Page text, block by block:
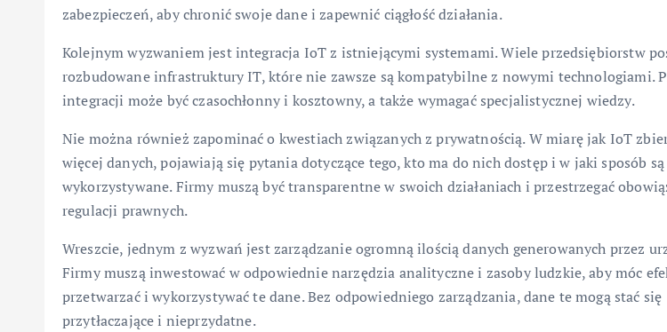
zabezpieczeń, aby chronić swoje dane i zapewnić ciągłość działania.
Kolejnym wyzwaniem jest integracja IoT z istniejącymi systemami. Wiele przedsiębiorstw
rozbudowane infrastruktury IT, które nie zawsze są kompatybilne z nowymi technologiami.
integracji może być czasochłonny i kosztowny, a także wymagać specjalistycznej wiedzy.
Nie można również zapominać o kwestiach związanych z prywatnością. W miarę jak IoT
więcej danych, pojawiają się pytania dotyczące tego, kto ma do nich dostęp i w jaki sposób
wykorzystywane. Firmy muszą być transparentne w swoich działaniach i przestrzegać
regulacji prawnych.
Wreszcie, jednym z wyzwań jest zarządzanie ogromną ilością danych generowanych przez
Firmy muszą inwestować w odpowiednie narzędzia analityczne i zasoby ludzkie, aby móc
przetwarzać i wykorzystywać te dane. Bez odpowiedniego zarządzania, dane te mogą stać się
przytłaczające i nieprzydatne.